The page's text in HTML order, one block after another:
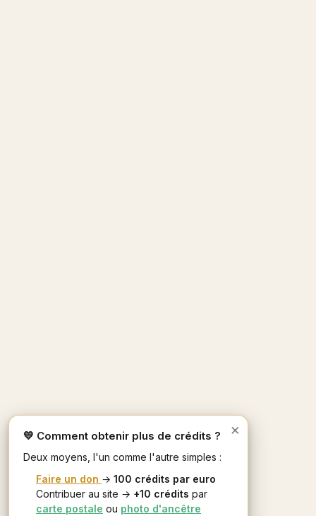
×
💛 Comment obtenir plus de crédits ?
Deux moyens, l'un comme l'autre simples :
Faire un don → 100 crédits par euro
Contribuer au site → +10 crédits par
carte postale ou photo d'ancêtre